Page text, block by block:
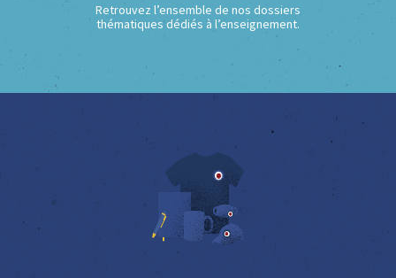
Retrouvez l’ensemble de nos dossiers
thématiques dédiés à l’enseignement.